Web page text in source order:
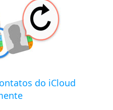
do iCloud